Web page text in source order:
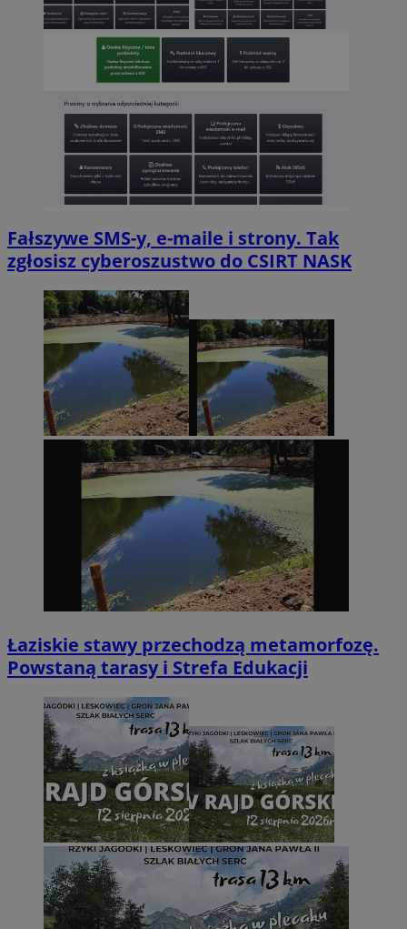
Fałszywe SMS-y, e-maile i strony. Tak
zgłosisz cyberoszustwo do CSIRT NASK
Łaziskie stawy przechodzą metamorfozę.
Powstaną tarasy i Strefa Edukacji